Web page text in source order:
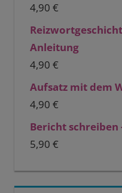
4,90 €
Anleitung
4,90 €
Aufsatz mit dem
4,90 €
Bericht
5,90 €